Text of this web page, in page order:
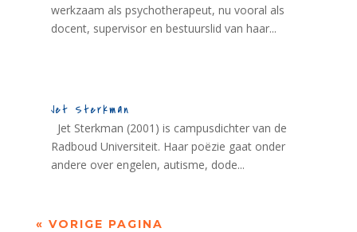
werkzaam als psychotherapeut, nu vooral als
docent, supervisor en bestuurslid van haar...
Jet Sterkman
Jet Sterkman (2001) is campusdichter van de
Radboud Universiteit. Haar poëzie gaat onder
andere over engelen, autisme, dode...
« VORIGE PAGINA